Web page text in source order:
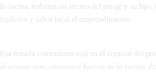
la cocina, trabajan un vecino del paraje y su hijo,
tradición y sabor local al emprendimiento.
Esa mirada comunitaria está en el corazón del
desayuno rico, ofrecemos huevos de la vecina.